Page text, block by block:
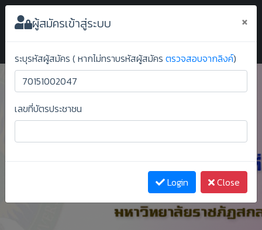
ระบบยืนยันสิทธิ์ออนไลน์ ม.ราชภัฏสกลนคร
ผู้สมัครเข้าสู่ระบบ ×
ระบุรหัสผู้สมัคร ( หากไม่ทราบรหัสผู้สมัคร ตรวจสอบจากลิงค์)
เลขที่บัตรประชาชน
Login Close Next